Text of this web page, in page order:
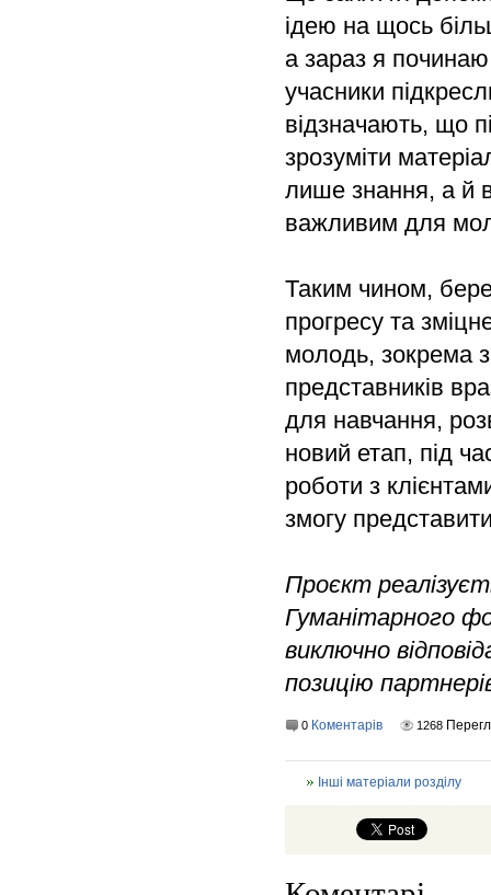
ідею на щось
а зараз я
учасники
відзначають, що
зрозуміти
лише знання, а й
важливим для
Таким чином,
прогресу та
молодь, зокрема
представників
для навчання,
новий етап, під
роботи з
змогу
Проєкт
Гуманітарного
виключно
позицію
0 Коментарів 1268
Інші матеріали розділу